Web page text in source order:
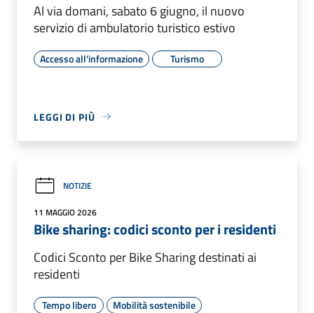
Al via domani, sabato 6 giugno, il nuovo
servizio di ambulatorio turistico estivo
Accesso all'informazione Turismo
LEGGI DI PIÙ
NOTIZIE
11 MAGGIO 2026
Bike sharing: codici sconto per i residenti
Codici Sconto per Bike Sharing destinati ai
residenti
Tempo libero Mobilità sostenibile